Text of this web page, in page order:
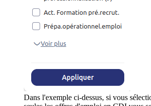
Dans l'exemple ci-dessus, si vous